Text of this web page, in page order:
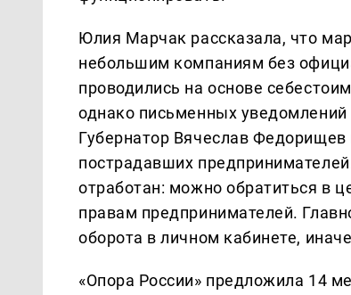
Юлия Марчак рассказала, что
небольшим компаниям без
проводились на основе
однако письменных
Губернатор Вячеслав Федорищев
пострадавших
отработан: можно обратиться в
правам предпринимателей.
оборота в личном кабинете,
«Опора России» предложила 14